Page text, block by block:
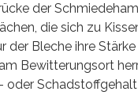
der
die sich zu
der Bleche ihre
Bewitterungsort
oder